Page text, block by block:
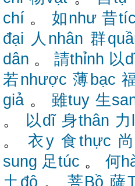
chí 。如như 昔
đại 人nhân 群
dân 。請thỉnh 以
若nhược 薄bạc
giả 。 雖tuy 生
。 以dĩ 身thân
。 衣y 食thực
sung 足túc 。 何
土độ 。 菩Bồ 薩